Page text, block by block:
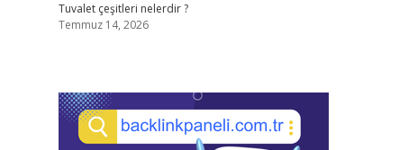
Tuvalet çeşitleri nelerdir ?
Temmuz 14, 2026